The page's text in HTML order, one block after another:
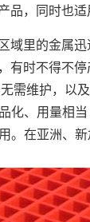
，同时也适
里的金属迅
有时不得不
需维护，以
化、用量相
在亚洲、